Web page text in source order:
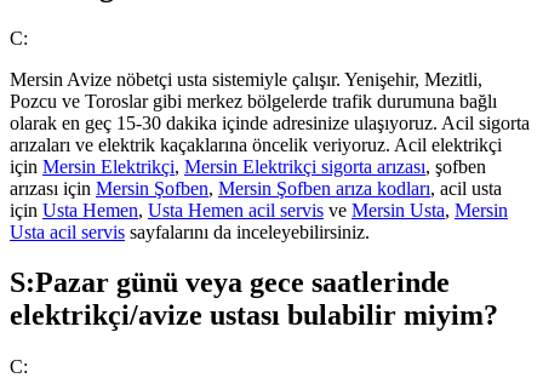
C:
Mersin Avize nöbetçi usta sistemiyle çalışır. Yenişehir, Mezitli,
Pozcu ve Toroslar gibi merkez bölgelerde trafik durumuna bağlı
olarak en geç 15-30 dakika içinde adresinize ulaşıyoruz. Acil sigorta
arızaları ve elektrik kaçaklarına öncelik veriyoruz. Acil elektrikçi
için Mersin Elektrikçi, Mersin Elektrikçi sigorta arızası, şofben
arızası için Mersin Şofben, Mersin Şofben arıza kodları, acil usta
için Usta Hemen, Usta Hemen acil servis ve Mersin Usta, Mersin
Usta acil servis sayfalarını da inceleyebilirsiniz.
S:Pazar günü veya gece saatlerinde
elektrikçi/avize ustası bulabilir miyim?
C: